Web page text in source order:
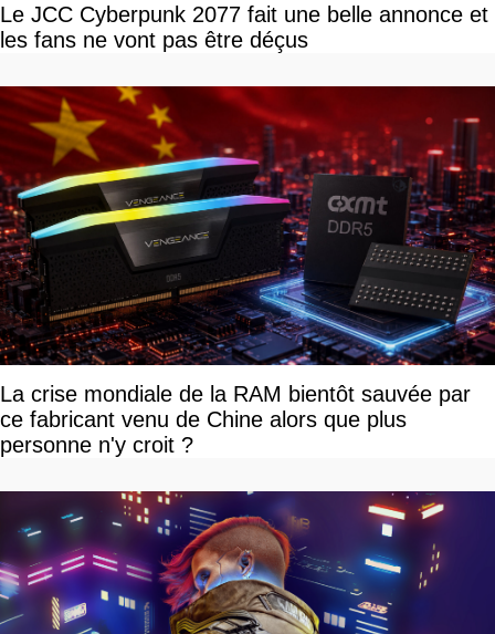
Le JCC Cyberpunk 2077 fait une belle annonce et
les fans ne vont pas être déçus
La crise mondiale de la RAM bientôt sauvée par
ce fabricant venu de Chine alors que plus
personne n'y croit ?